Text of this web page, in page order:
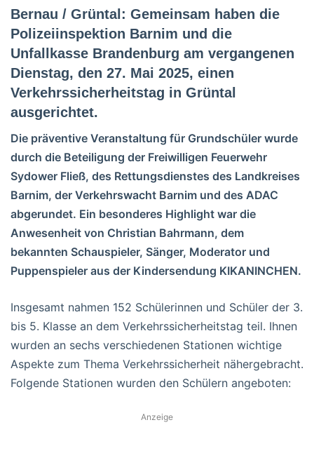
Bernau / Grüntal: Gemeinsam haben die
Polizeiinspektion Barnim und die
Unfallkasse Brandenburg am vergangenen
Dienstag, den 27. Mai 2025, einen
Verkehrssicherheitstag in Grüntal
ausgerichtet.
Die präventive Veranstaltung für Grundschüler wurde
durch die Beteiligung der Freiwilligen Feuerwehr
Sydower Fließ, des Rettungsdienstes des Landkreises
Barnim, der Verkehrswacht Barnim und des ADAC
abgerundet. Ein besonderes Highlight war die
Anwesenheit von Christian Bahrmann, dem
bekannten Schauspieler, Sänger, Moderator und
Puppenspieler aus der Kindersendung KIKANINCHEN.
Insgesamt nahmen 152 Schülerinnen und Schüler der 3.
bis 5. Klasse an dem Verkehrssicherheitstag teil. Ihnen
wurden an sechs verschiedenen Stationen wichtige
Aspekte zum Thema Verkehrssicherheit nähergebracht.
Folgende Stationen wurden den Schülern angeboten:
Anzeige